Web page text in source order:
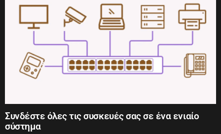
Συνδέστε όλες τις συσκευές σας σε ένα ενιαίο
σύστημα